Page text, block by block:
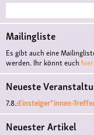
Suche
Mailingliste
Es gibt auch eine
werden. Ihr könnt euch hier
Neueste
7.8.:Einsteiger*innen-
Neuester Artikel